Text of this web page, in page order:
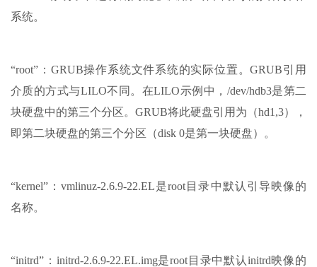
系统。
“root”：GRUB操作系统文件系统的实际位置。GRUB引用
介质的方式与LILO不同。在LILO示例中，/dev/hdb3是第二
块硬盘中的第三个分区。GRUB将此硬盘引用为（hd1,3），
即第二块硬盘的第三个分区（disk 0是第一块硬盘）。
“kernel”：vmlinuz-2.6.9-22.EL是root目录中默认引导映像的
名称。
“initrd”：initrd-2.6.9-22.EL.img是root目录中默认initrd映像的